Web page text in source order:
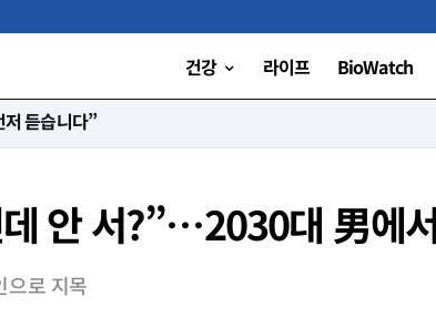
건강 라이프 BioWatch
을 다시 세운 ‘오전 8시의 기적’
안 서?”…2030대 男에
으로 지목